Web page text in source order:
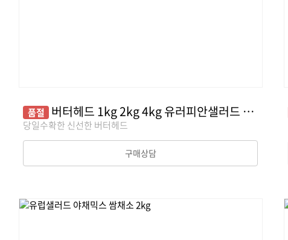
품절 버터헤드 1kg 2kg 4kg 유러피안샐러드 쌈채소 야채
당일수확한 신선한 버터헤드
구매상담